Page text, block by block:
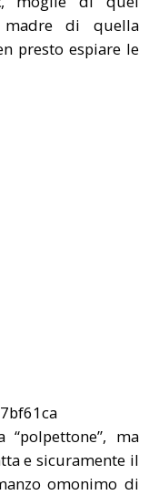
di quella
presto espiare le
ma
e sicuramente il
omonimo di